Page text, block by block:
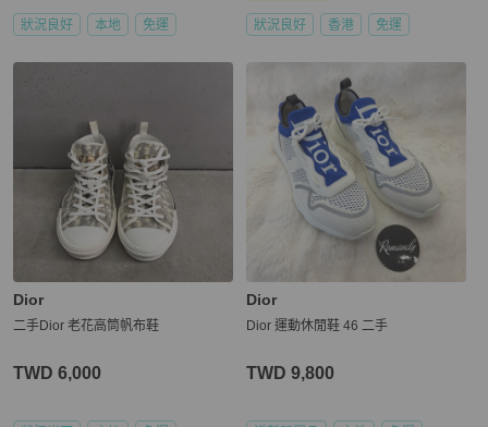
狀況良好 本地 免運 狀況良好 香港 免運
Dior
二手Dior 老花高筒帆布鞋
TWD 6,000
Dior
Dior 運動休閒鞋 46 二手
TWD 9,800